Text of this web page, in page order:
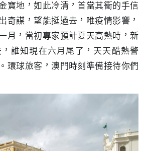
寶地，如此冷清，首當其衝的手信
奇謀，望能挺過去，唯疫情影響，
月，當初專家預計夏天高熱時，新
誰知現在六月尾了，天天酷熱警
環球旅客，澳門時刻準備接待你們